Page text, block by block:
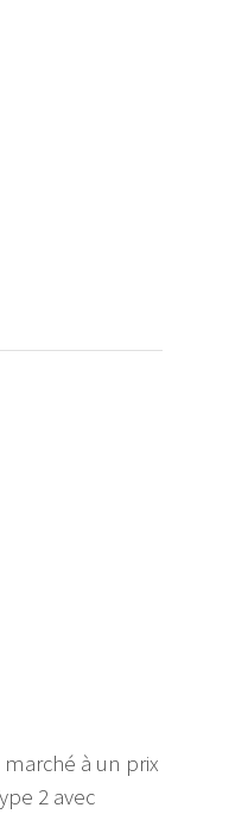
à un prix
2 avec